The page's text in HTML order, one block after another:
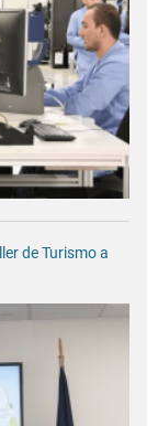
de Turismo a